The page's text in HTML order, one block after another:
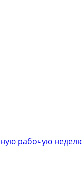
рабочую